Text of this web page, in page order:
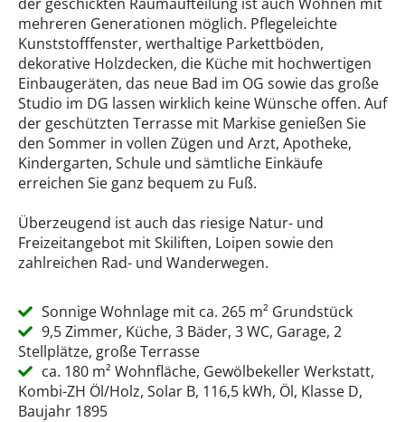
mehreren Generationen möglich. Pflegeleichte
Kunststofffenster, werthaltige Parkettböden,
dekorative Holzdecken, die Küche mit hochwertigen
Einbaugeräten, das neue Bad im OG sowie das große
Studio im DG lassen wirklich keine Wünsche offen. Auf
der geschützten Terrasse mit Markise genießen Sie
den Sommer in vollen Zügen und Arzt, Apotheke,
Kindergarten, Schule und sämtliche Einkäufe
erreichen Sie ganz bequem zu Fuß.
Überzeugend ist auch das riesige Natur- und
Freizeitangebot mit Skiliften, Loipen sowie den
zahlreichen Rad- und Wanderwegen.
Sonnige Wohnlage mit ca. 265 m² Grundstück
9,5 Zimmer, Küche, 3 Bäder, 3 WC, Garage, 2
Stellplätze, große Terrasse
ca. 180 m² Wohnfläche, Gewölbekeller Werkstatt,
Kombi-ZH Öl/Holz, Solar B, 116,5 kWh, Öl, Klasse D,
Baujahr 1895